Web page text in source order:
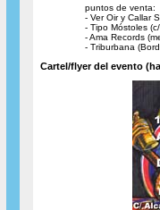
puntos de venta:
- Ver Oir y Callar
- Tipo Móstoles
- Ama Records
- Triburbana
Cartel/flyer del evento